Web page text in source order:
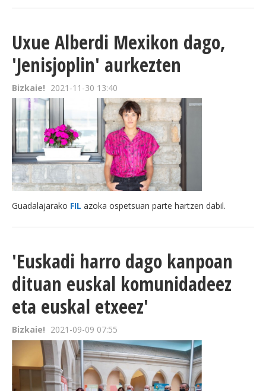
Uxue Alberdi Mexikon dago,
'Jenisjoplin' aurkezten
Bizkaie! 2021-11-30 13:40
Guadalajarako FIL azoka ospetsuan parte hartzen dabil.
'Euskadi harro dago kanpoan
dituan euskal komunidadeez
eta euskal etxeez'
Bizkaie! 2021-09-09 07:55